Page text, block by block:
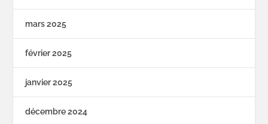
mars 2025
février 2025
janvier 2025
décembre 2024